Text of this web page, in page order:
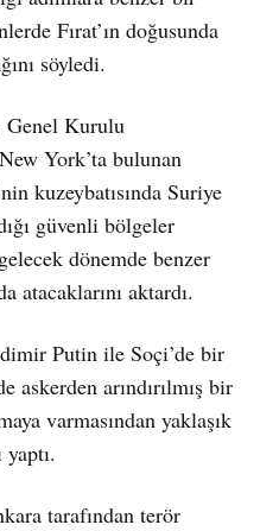
Fırat’ın doğusunda
söyledi.
Kurulu
York’ta bulunan
kuzeybatısında Suriye
güvenli bölgeler
dönemde benzer
atacaklarını aktardı.
Putin ile Soçi’de bir
askerden arındırılmış bir
varmasından yaklaşık
tarafından terör